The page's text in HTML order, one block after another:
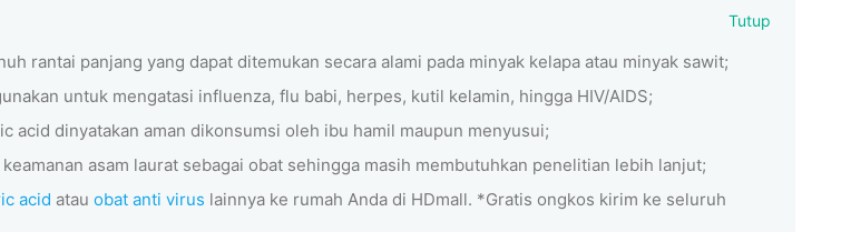
Tutup
rantai panjang yang dapat ditemukan secara alami pada minyak kelapa atau minyak sawit;
untuk mengatasi influenza, flu babi, herpes, kutil kelamin, hingga HIV/AIDS;
acid dinyatakan aman dikonsumsi oleh ibu hamil maupun menyusui;
asam laurat sebagai obat sehingga masih membutuhkan penelitian lebih lanjut;
acid atauobat anti virus lainnya ke rumah Anda di HDmall. *Gratis ongkos kirim ke seluruh